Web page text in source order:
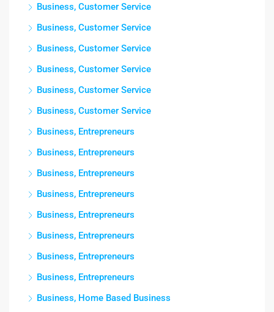
Business, Customer Service
Business, Customer Service
Business, Customer Service
Business, Customer Service
Business, Customer Service
Business, Customer Service
Business, Entrepreneurs
Business, Entrepreneurs
Business, Entrepreneurs
Business, Entrepreneurs
Business, Entrepreneurs
Business, Entrepreneurs
Business, Entrepreneurs
Business, Entrepreneurs
Business, Home Based Business